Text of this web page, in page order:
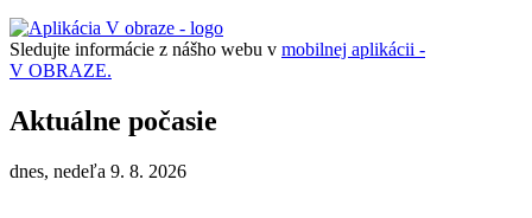
Sledujte informácie z nášho webu v mobilnej aplikácii -
V OBRAZE.
Aktuálne počasie
dnes, nedeľa 9. 8. 2026